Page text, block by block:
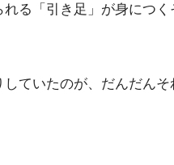
る「引き足」が身につ
ていたのが、だんだん